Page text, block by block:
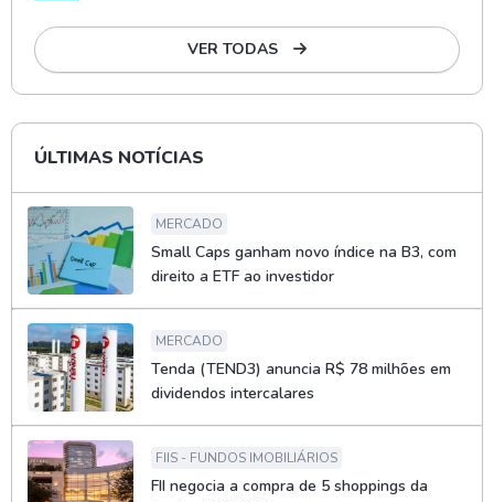
VER TODAS
ÚLTIMAS NOTÍCIAS
MERCADO
Small Caps ganham novo índice na B3, com
direito a ETF ao investidor
MERCADO
Tenda (TEND3) anuncia R$ 78 milhões em
dividendos intercalares
FIIS - FUNDOS IMOBILIÁRIOS
FII negocia a compra de 5 shoppings da